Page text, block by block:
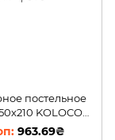
постельное
KOLOCO
06-54 (8)
963.69₴